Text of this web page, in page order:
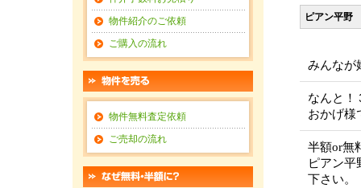
物件紹介のご依頼
ご購入の流れ
物件無料査定依頼
ご売却の流れ
ピアン平野
みんなが
なんと！
おかげ様
半額or無
ピアン平
下さい。